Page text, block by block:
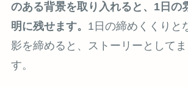
のある背景を取り入れると、1日の
明に残せます。 1日の締めくくりと
影を締めると、ストーリーとして
す。